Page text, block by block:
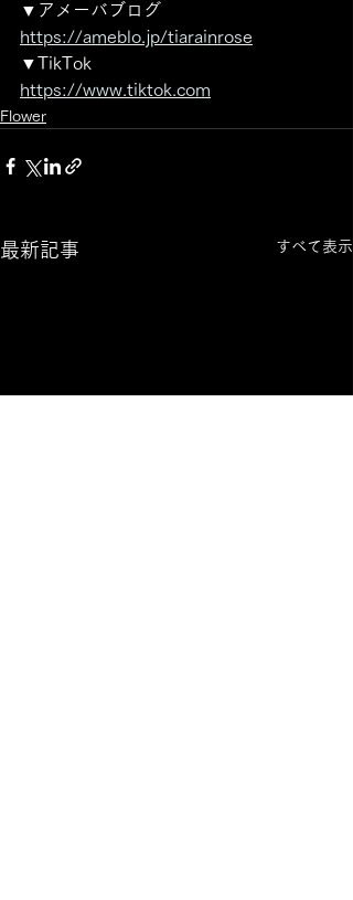
▼アメーバブログ
https://ameblo.jp/tiarainrose
▼TikTok
https://www.tiktok.com
Flower
最新記事 すべて表示